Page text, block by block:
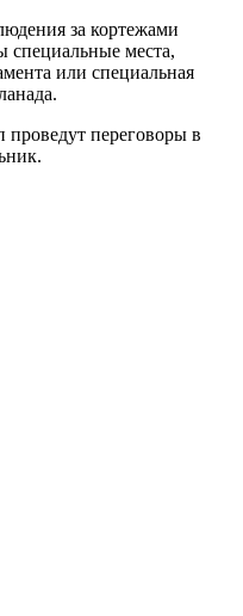
за кортежами
специальные места,
или специальная
переговоры в